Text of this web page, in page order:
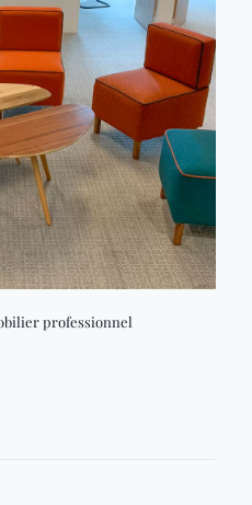
professionnel